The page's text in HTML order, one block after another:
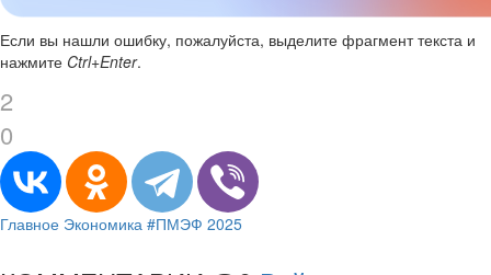
Если вы нашли ошибку, пожалуйста, выделите фрагмент текста и
нажмите Ctrl+Enter.
2
0
Главное Экономика #ПМЭФ 2025